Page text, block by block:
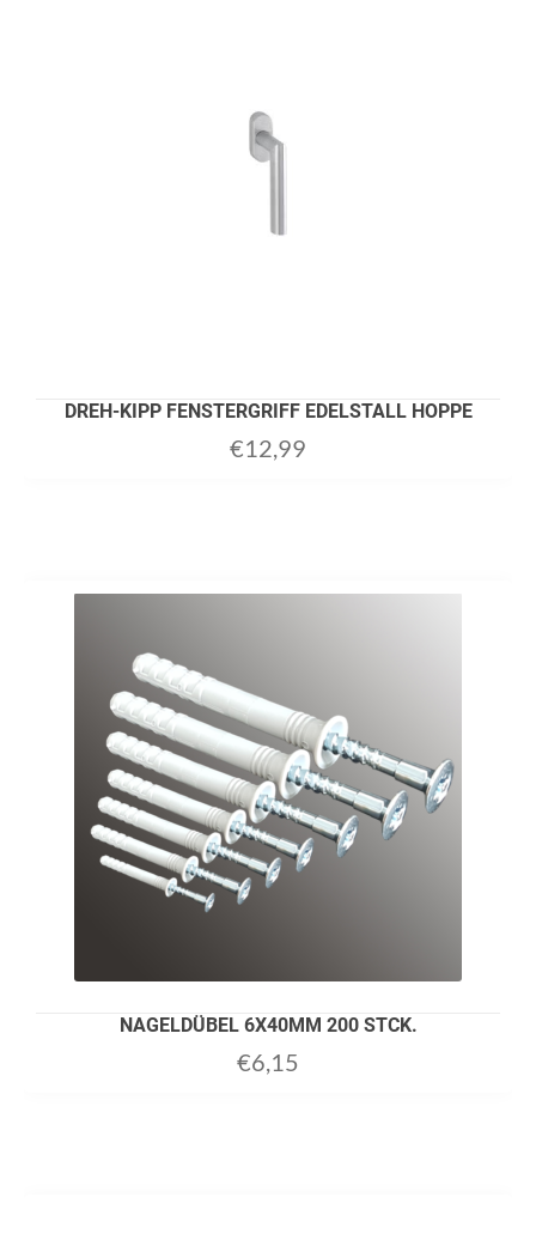
DREH-KIPP FENSTERGRIFF EDELSTALL HOPPE
€12,99
NAGELDÜBEL 6X40MM 200 STCK.
€6,15